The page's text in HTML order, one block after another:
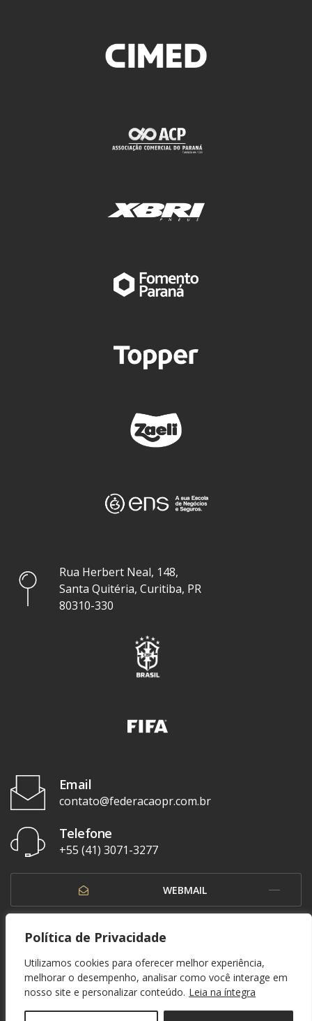
Política de Privacidade
Utilizamos cookies para oferecer melhor experiência,
melhorar o desempenho, analisar como você interage em
nosso site e personalizar conteúdo. Leia na íntegra
Rua Herbert Neal, 148,
Santa Quitéria, Curitiba, PR
80310-330
Email
contato@federacaopr.com.br
Telefone
+55 (41) 3071-3277
WEBMAIL
OUVIDORIA
© 1937 - 2026. Federação Paranaense de Futebol. Todos os direitos reservados. By